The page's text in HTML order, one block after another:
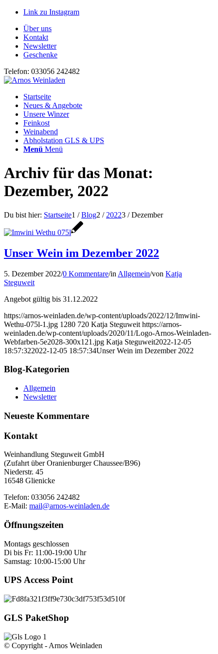
Link zu Instagram
Über uns
Kontakt
Newsletter
Geschenke
Telefon: 033056 242482
Startseite
Neues & Angebote
Unsere Winzer
Feinkost
Weinabend
Abholstation GLS & UPS
Menü Menü
Archiv für das Monat:
Dezember, 2022
Du bist hier: Startseite1 / Blog2 / 20223 / Dezember
Unser Wein im Dezember 2022
5. Dezember 2022/0 Kommentare/in Allgemein/von Katja
Steguweit
Angebot gültig bis 31.12.2022
https://arnos-weinladen.de/wp-content/uploads/2022/12/Imwini-
Wethu-075l-1.jpg 1280 720 Katja Steguweit https://arnos-
weinladen.de/wp-content/uploads/2020/11/Logo-Arnos-Weinladen-
Webfarben-5e2028-300x121.jpg Katja Steguweit2022-12-05
18:57:322022-12-05 18:57:34Unser Wein im Dezember 2022
Blog-Kategorien
Allgemein
Newsletter
Neueste Kommentare
Kontakt
Weinhandlung Steguweit GmbH
(Zufahrt über Oranienburger Chaussee/B96)
Niederstr. 45
16548 Glienicke
Telefon: 033056 242482
E-Mail: mail@arnos-weinladen.de
Öffnungszeiten
Montags geschlossen
Di bis Fr: 11:00-19:00 Uhr
Samstag: 10:00-15:00 Uhr
UPS Access Point
GLS PaketShop
© Copyright - Arnos Weinladen